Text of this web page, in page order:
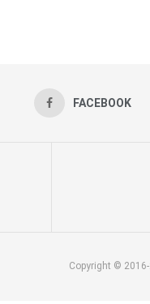
FACEBOOK
Copyright ©